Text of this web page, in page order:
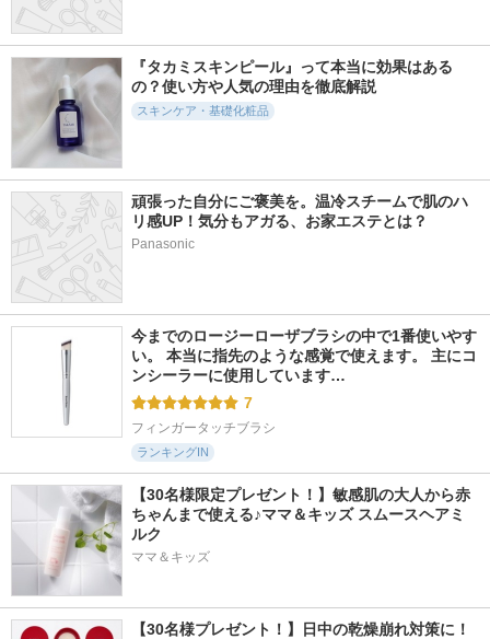
4.7
873件
ップフォンデュ
メンソレータム
グセラム
Anua
コーセーコスメニエン
ス
5.2
4651件
ゴールデンタイムリ
ペア 深夜浸透クリ
ーム
SOFINA iP
5.5
3175件
エスティ ローダー
5.5
11531件
『タカミスキンピール』って本当に効果はある
の？使い方や人気の理由を徹底解説
スキンケア・基礎化粧品
頑張った自分にご褒美を。温冷スチームで肌のハ
リ感UP！気分もアガる、お家エステとは？
Panasonic
今までのロージーローザブラシの中で1番使いやす
い。 本当に指先のような感覚で使えます。 主にコ
ンシーラーに使用しています…
7
フィンガータッチブラシ
ランキングIN
【30名様限定プレゼント！】敏感肌の大人から赤
ちゃんまで使える♪ママ＆キッズ スムースヘアミ
ルク
ママ＆キッズ
【30名様プレゼント！】日中の乾燥崩れ対策に！